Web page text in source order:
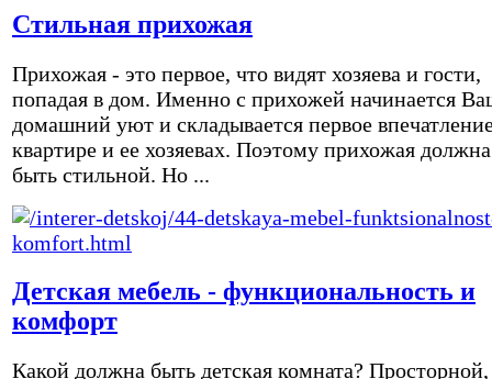
Стильная прихожая
Прихожая - это первое, что видят хозяева и гости,
попадая в дом. Именно с прихожей начинается
домашний уют и складывается первое
квартире и ее хозяевах. Поэтому прихожая должна
быть стильной. Но ...
Детская мебель - функциональность и
комфорт
Какой должна быть детская комната? Просторной,